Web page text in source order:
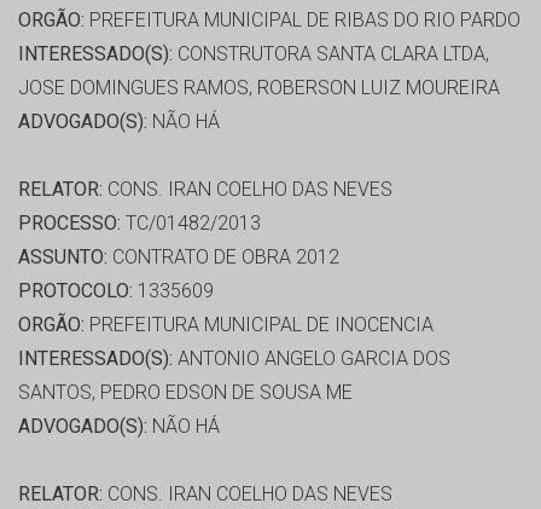
ORGÃO: PREFEITURA MUNICIPAL DE RIBAS DO RIO PARDO
INTERESSADO(S): CONSTRUTORA SANTA CLARA LTDA,
JOSE DOMINGUES RAMOS, ROBERSON LUIZ MOUREIRA
ADVOGADO(S): NÃO HÁ
RELATOR: CONS. IRAN COELHO DAS NEVES
PROCESSO: TC/01482/2013
ASSUNTO: CONTRATO DE OBRA 2012
PROTOCOLO: 1335609
ORGÃO: PREFEITURA MUNICIPAL DE INOCENCIA
INTERESSADO(S): ANTONIO ANGELO GARCIA DOS
SANTOS, PEDRO EDSON DE SOUSA ME
ADVOGADO(S): NÃO HÁ
RELATOR: CONS. IRAN COELHO DAS NEVES